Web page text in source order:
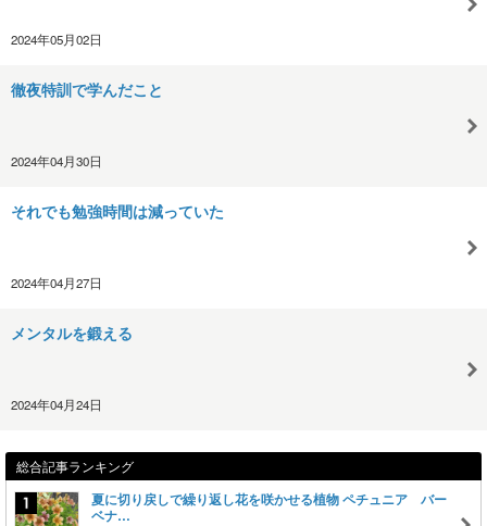
2024年05月02日
徹夜特訓で学んだこと
2024年04月30日
それでも勉強時間は減っていた
2024年04月27日
メンタルを鍛える
2024年04月24日
総合記事ランキング
夏に切り戻しで繰り返し花を咲かせる植物 ペチュニア バー
ベナ…